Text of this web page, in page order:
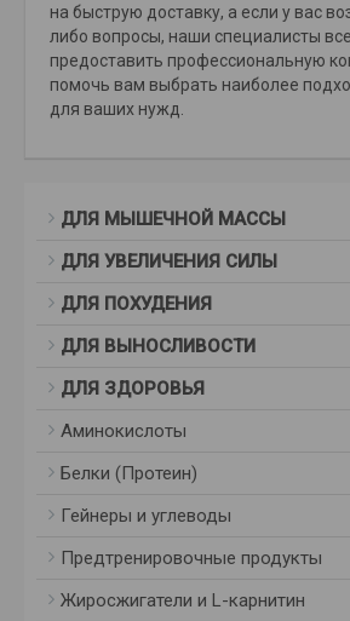
на быструю доставку, а если у вас
либо вопросы, наши специалисты
предоставить профессиональную
помочь вам выбрать наиболее
для ваших нужд.
ДЛЯ МЫШЕЧНОЙ МАССЫ
ДЛЯ УВЕЛИЧЕНИЯ СИЛЫ
ДЛЯ ПОХУДЕНИЯ
ДЛЯ ВЫНОСЛИВОСТИ
ДЛЯ ЗДОРОВЬЯ
Аминокислоты
Белки (Протеин)
Гейнеры и углеводы
Предтренировочные продукты
Жиросжигатели и L-карнитин